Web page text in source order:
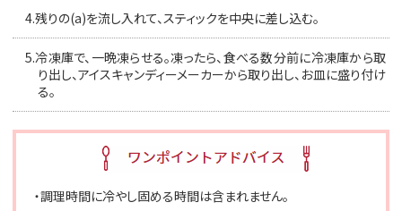
4.残りの(a)を流し入れて、スティックを中央に差し込む。
5.冷凍庫で、一晩凍らせる。凍ったら、食べる数分前に冷凍庫から取
り出し、アイスキャンディーメーカーから取り出し、お皿に盛り付け
る。
・調理時間に冷やし固める時間は含まれません。